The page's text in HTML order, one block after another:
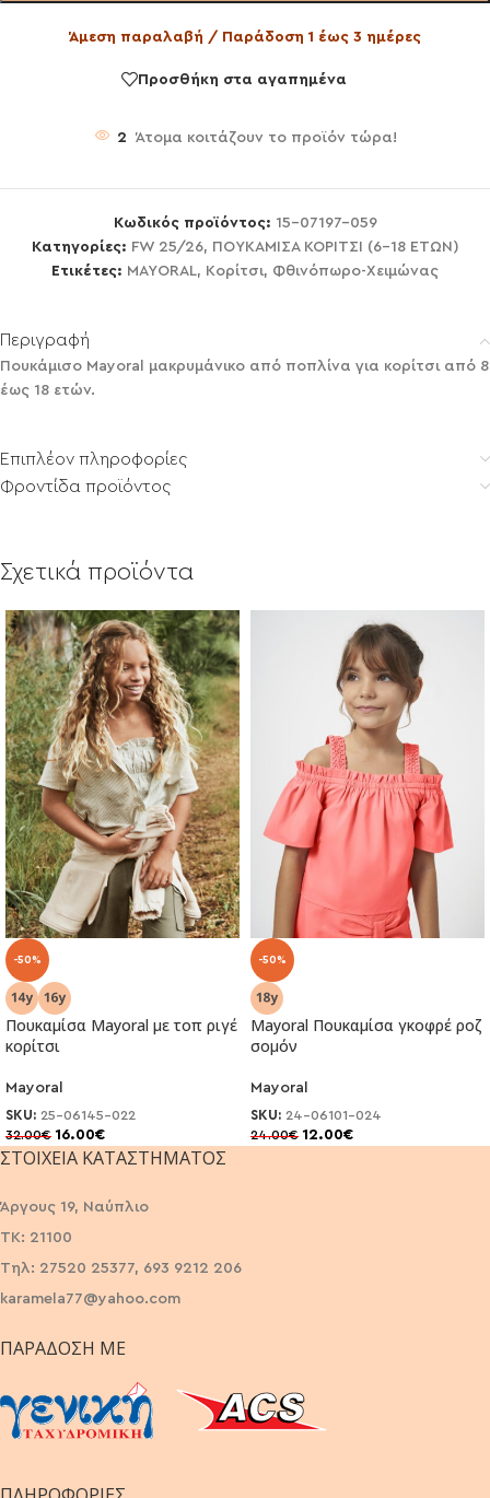
Άμεση παραλαβή / Παράδοση 1 έως 3 ημέρες
Προσθήκη στα αγαπημένα
2 Άτομα κοιτάζουν το προϊόν τώρα!
Κωδικός προϊόντος: 15-07197-059
Κατηγορίες: FW 25/26, ΠΟΥΚΑΜΙΣΑ ΚΟΡΙΤΣΙ (6-18 ΕΤΩΝ)
Ετικέτες: MAYORAL, Κορίτσι, Φθινόπωρο-Χειμώνας
Περιγραφή
Πουκάμισο Mayoral μακρυμάνικο από ποπλίνα για κορίτσι από 8
έως 18 ετών.
Επιπλέον πληροφορίες
Φροντίδα προϊόντος
Σχετικά προϊόντα
-50%
Πουκαμίσα Mayoral με τοπ ριγέ
κορίτσι
Mayoral
SKU: 25-06145-022
32.00€ 16.00€
-50%
Mayoral Πουκαμίσα γκοφρέ ροζ
σομόν
Mayoral
SKU: 24-06101-024
24.00€ 12.00€
ΣΤΟΙΧΕΊΑ ΚΑΤΑΣΤΉΜΑΤΟΣ
Άργους 19, Ναύπλιο
ΤΚ: 21100
Τηλ: 27520 25377, 693 9212 206
karamela77@yahoo.com
ΠΑΡΆΔΟΣΗ ΜΕ